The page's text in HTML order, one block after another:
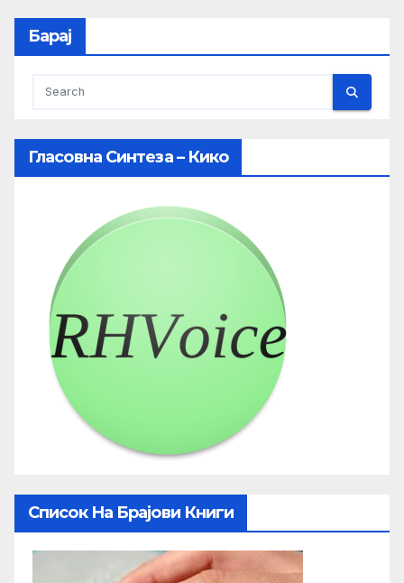
Барај
Гласовна Синтеза – Кико
Список На Брајови Книги